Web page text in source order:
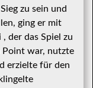
zu sein und
ging er mit
der das Spiel zu
Point war, nutzte
erzielte für den